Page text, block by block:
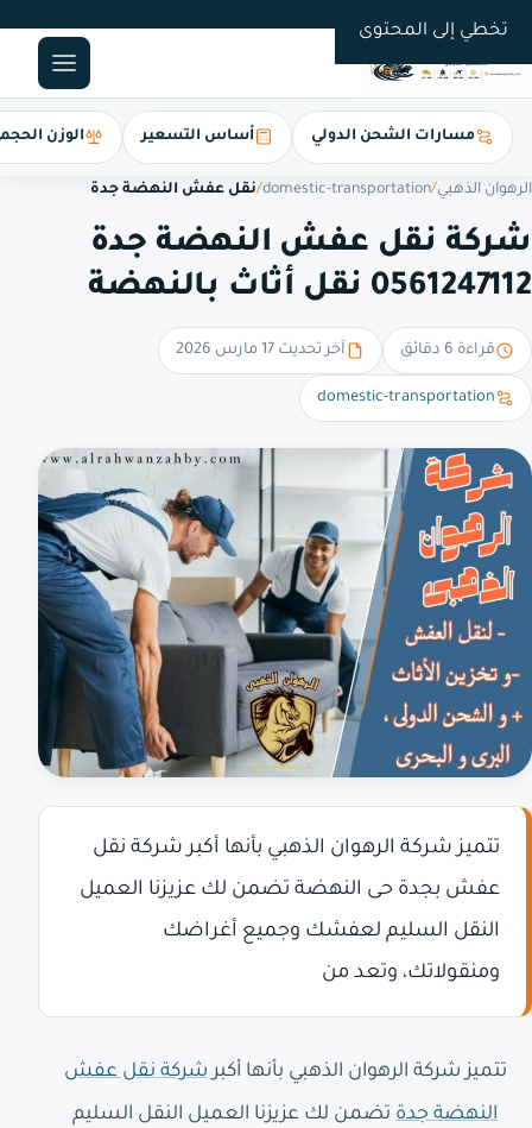
تخطي إلى المحتوى
مسارات الشحن الدولي أساس التسعير الوزن
الرهوان الذهبي/
domestic-transportation
/نقل عفش النهضة جدة
شركة نقل عفش النهضة جدة
0561247112 نقل أثاث بالنهضة
قراءة 6 دقائق آخر تحديث 17 مارس 2026
domestic-transportation
تتميز شركة الرهوان الذهبي بأنها أكبر شركة نقل
عفش بجدة حى النهضة تضمن لك عزيزنا العميل
النقل السليم لعفشك وجميع أغراضك
ومنقولاتك، وتعد من
تتميز شركة الرهوان الذهبي بأنها أكبرشركة نقل عفش
النهضة جدة تضمن لك عزيزنا العميل النقل السليم